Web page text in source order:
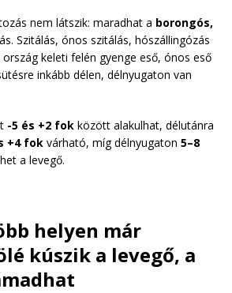
nem látszik: maradhat a borongós,
Szitálás, ónos szitálás, hószállingózás
keleti felén gyenge eső, ónos eső
inkább délen, délnyugaton van
-5 és +2 fok között alakulhat, délutánra
+4 fok várható, míg délnyugaton 5–8
a levegő.
helyen már
kúszik a levegő, a